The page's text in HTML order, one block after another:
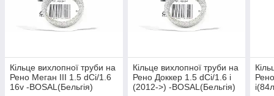
Кільце вихлопної труби на
Рено Меган III 1.5 dCi/1.6
16v -BOSAL(Бельгія)
Кільце вихлопної труби на
Рено Доккер 1.5 dCi/1.6 i
(2012->) -BOSAL(Бельгія)